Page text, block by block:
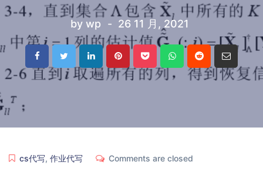
by wp 26 11 月, 2021
cs代写, 作业代写 Comments are closed